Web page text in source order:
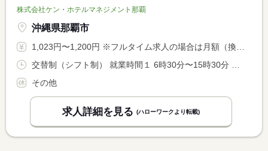
株式会社ケン・ホテルマネジメント那覇
沖縄県那覇市
1,023円〜1,200円 ※フルタイム求人の場合は月額（換算額）、パート求人の場合は時間額を表示しています。
その他
求人詳細を見る (ハローワークより転載)